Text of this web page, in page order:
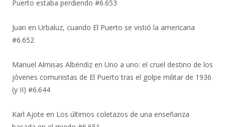
Puerto estaba perdiendo #6.653
Juan en Urbaluz, cuando El Puerto se vistió la americana
#6.652
Manuel Almisas Albéndiz en Uno a uno: el cruel destino de los
jóvenes comunistas de El Puerto tras el golpe militar de 1936
(y II) #6.644
Karl Ajote en Los últimos coletazos de una enseñanza